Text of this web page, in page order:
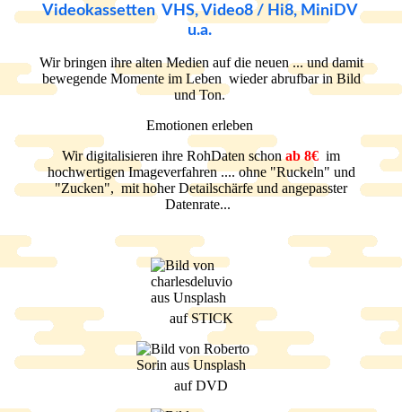
Videokassetten VHS, Video8 / Hi8, MiniDV
u.a.
Wir bringen ihre alten Medien auf die neuen ... und damit
bewegende Momente im Leben wieder abrufbar in Bild
und Ton.
Emotionen erleben
Wir digitalisieren ihre RohDaten schon ab 8€ im
hochwertigen Imageverfahren .... ohne "Ruckeln" und
"Zucken", mit hoher Detailschärfe und angepasster
Datenrate...
auf STICK
auf DVD